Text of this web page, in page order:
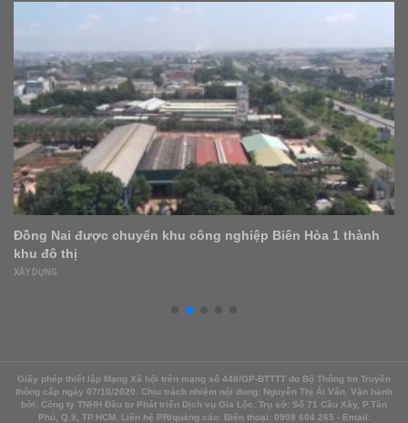
4 thủ tục sử dụng đất làm dự án phải ‘lồng ghép’
BẤT ĐỘNG SẢN
Giấy phép thiết lập Mạng Xã hội trên mạng số 448/GP-BTTTT do Bộ Thông tin Truyền
thông cấp ngày 07/10/2020. Chịu trách nhiệm nội dung: Nguyễn Thị Ái Vân. Vận hành
bởi: Công ty TNHH Đầu tư Phát triển Dịch vụ Gia Lộc. Trụ sở: Số 71 Cầu Xây, P.Tân
Phú, Q.9, TP.HCM. Liên hệ PR/quảng cáo: Điện thoại: 0908 604 265 - Email: